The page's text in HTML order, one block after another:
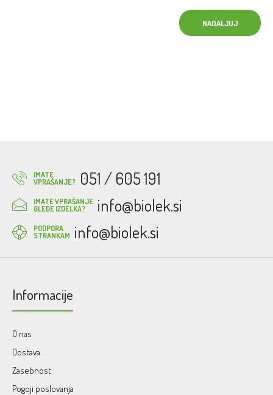
NADALJUJ
IMATE
VPRAŠANJE? 051 / 605 191
IMATE VPRAŠANJE
GLEDE IZDELKA?
info@biolek.si
PODPORA
STRANKAM info@biolek.si
Informacije
O nas
Dostava
Zasebnost
Pogoji poslovanja